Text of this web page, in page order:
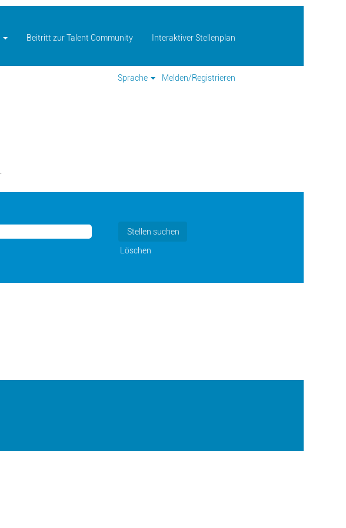
Beitritt zur Talent Community Interaktiver Stellenplan
Sprache Melden/Registrieren
Löschen